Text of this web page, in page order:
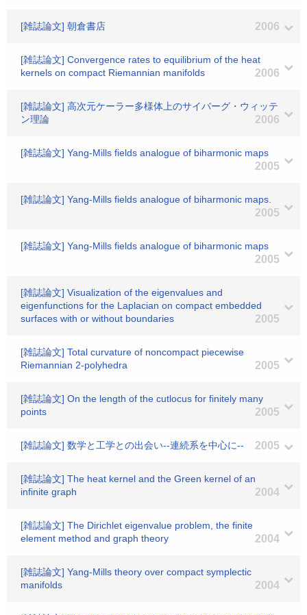
[雑誌論文] 朝倉書店 2006
[雑誌論文] Convergence rates to equilibrium of the heat
kernels on compact Riemannian manifolds
2006
[雑誌論文] 高次元ケーラー多様体上のサイバーグ・ウィッテ
ン理論
2006
[雑誌論文] Yang-Mills fields analogue of biharmonic maps
2005
[雑誌論文] Yang-Mills fields analogue of biharmonic maps.
2005
[雑誌論文] Yang-Mills fields analogue of biharmonic maps
2005
[雑誌論文] Visualization of the eigenvalues and
eigenfunctions for the Laplacian on compact embedded
surfaces with or without boundaries
2005
[雑誌論文] Total curvature of noncompact piecewise
Riemannian 2-polyhedra
2005
[雑誌論文] On the length of the cutlocus for finitely many
points
2005
[雑誌論文] 数学と工学との出会い--連続系を中心に-- 2005
[雑誌論文] The heat kernel and the Green kernel of an
infinite graph
2004
[雑誌論文] The Dirichlet eigenvalue problem, the finite
element method and graph theory
2004
[雑誌論文] Yang-Mills theory over compact symplectic
manifolds
2004